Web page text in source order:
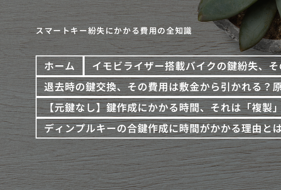
スマートキー紛失にかかる費用の全知識
ホーム イモビライザー搭載バイクの鍵紛失、
退去時の鍵交換、その費用は敷金から引かれる？
【元鍵なし】鍵作成にかかる時間、それは「複製
ディンプルキーの合鍵作成に時間がかかる理由と